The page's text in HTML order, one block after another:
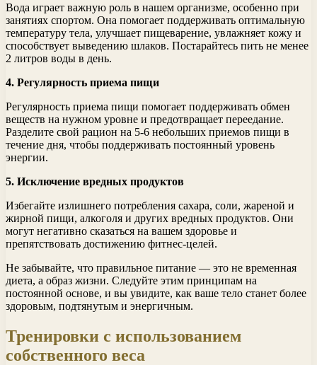
Вода играет важную роль в нашем организме, особенно при
занятиях спортом. Она помогает поддерживать оптимальную
температуру тела, улучшает пищеварение, увлажняет кожу и
способствует выведению шлаков. Постарайтесь пить не менее
2 литров воды в день.
4. Регулярность приема пищи
Регулярность приема пищи помогает поддерживать обмен
веществ на нужном уровне и предотвращает переедание.
Разделите свой рацион на 5-6 небольших приемов пищи в
течение дня, чтобы поддерживать постоянный уровень
энергии.
5. Исключение вредных продуктов
Избегайте излишнего потребления сахара, соли, жареной и
жирной пищи, алкоголя и других вредных продуктов. Они
могут негативно сказаться на вашем здоровье и
препятствовать достижению фитнес-целей.
Не забывайте, что правильное питание — это не временная
диета, а образ жизни. Следуйте этим принципам на
постоянной основе, и вы увидите, как ваше тело станет более
здоровым, подтянутым и энергичным.
Тренировки с использованием
собственного веса